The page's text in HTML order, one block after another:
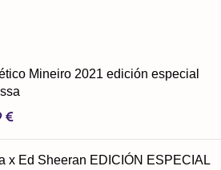
Mineiro 2021 edición especial
€
x Ed Sheeran EDICIÓN ESPECIAL